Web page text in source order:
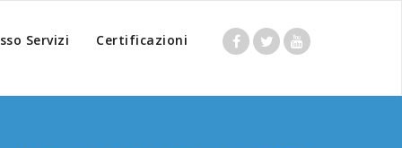
Servizi Certificazioni